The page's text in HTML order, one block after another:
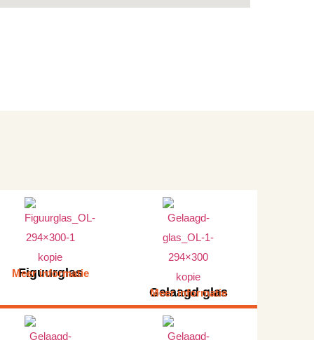
Figuurglas
Meer informatie
Gelaagd glas
Meer informatie